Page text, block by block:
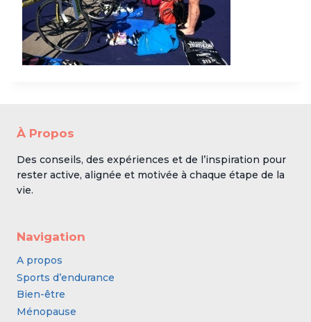
À Propos
Des conseils, des expériences et de l’inspiration pour
rester active, alignée et motivée à chaque étape de la
vie.
Navigation
A propos
Sports d’endurance
Bien-être
Ménopause